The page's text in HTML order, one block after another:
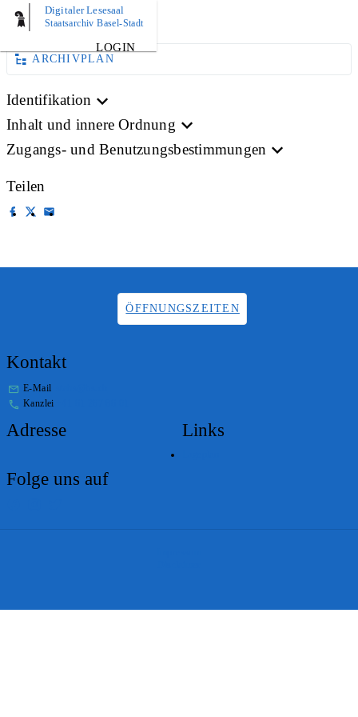
Digitaler Lesesaal
Staatsarchiv Basel-Stadt
LOGIN
PLAN
ARCHIVPLAN
Identifikation
Inhalt und innere Ordnung
Zugangs- und Benutzungsbestimmungen
Teilen
ÖFFNUNGSZEITEN
Kontakt
E-Mail
Kanzlei
Adresse Links
Folge uns auf